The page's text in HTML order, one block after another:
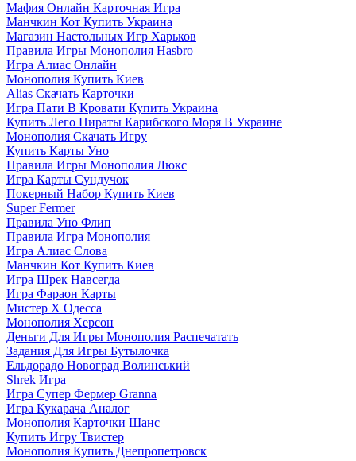
Мафия Онлайн Карточная Игра
Манчкин Кот Купить Украина
Магазин Настольных Игр Харьков
Правила Игры Монополия Hasbro
Игра Алиас Онлайн
Монополия Купить Киев
Alias Скачать Карточки
Игра Пати В Кровати Купить Украина
Купить Лего Пираты Карибского Моря В Украине
Монополия Скачать Игру
Купить Карты Уно
Правила Игры Монополия Люкс
Игра Карты Сундучок
Покерный Набор Купить Киев
Super Fermer
Правила Уно Флип
Правила Игра Монополия
Игра Алиас Слова
Манчкин Кот Купить Киев
Игра Шрек Навсегда
Игра Фараон Карты
Мистер Х Одесса
Монополия Херсон
Деньги Для Игры Монополия Распечатать
Задания Для Игры Бутылочка
Ельдорадо Новоград Волинський
Shrek Игра
Игра Супер Фермер Granna
Игра Кукарача Аналог
Монополия Карточки Шанс
Купить Игру Твистер
Монополия Купить Днепропетровск